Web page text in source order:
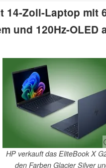
14-Zoll-Laptop mit
und 120Hz-OLED
HP verkauft das EliteBook X
den Farben Glacier Silver